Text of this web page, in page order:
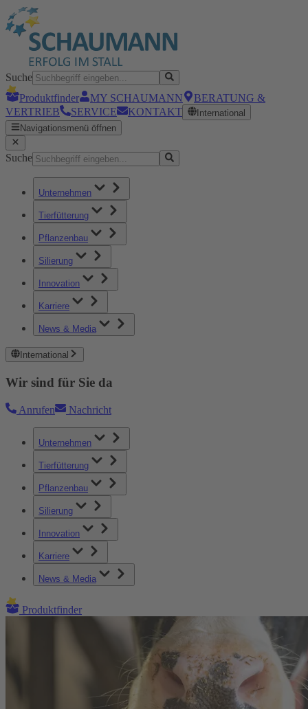
Suche
Produktfinder
MY SCHAUMANN
BERATUNG &
VERTRIEB
SERVICE KONTAKT
International
Navigationsmenü öffnen
Suche
Unternehmen
Tierfütterung
Pflanzenbau
Silierung
Innovation
Karriere
News & Media
International
Wir sind für Sie da
Anrufen Nachricht
Unternehmen
Tierfütterung
Pflanzenbau
Silierung
Innovation
Karriere
News & Media
Produktfinder